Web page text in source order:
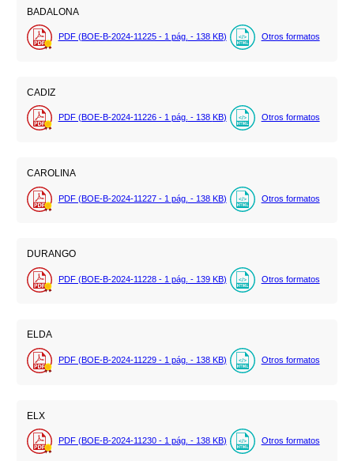
BADALONA
PDF (BOE-B-2024-11225 - 1 pág. - 138 KB) Otros formatos
CADIZ
PDF (BOE-B-2024-11226 - 1 pág. - 138 KB) Otros formatos
CAROLINA
PDF (BOE-B-2024-11227 - 1 pág. - 138 KB) Otros formatos
DURANGO
PDF (BOE-B-2024-11228 - 1 pág. - 139 KB) Otros formatos
ELDA
PDF (BOE-B-2024-11229 - 1 pág. - 138 KB) Otros formatos
ELX
PDF (BOE-B-2024-11230 - 1 pág. - 138 KB) Otros formatos